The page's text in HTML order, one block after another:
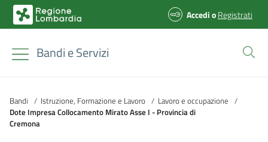
AccedioRegistrati
Bandi e Servizi
Bandi / Istruzione, Formazione e Lavoro / Lavoro e occupazione /
Dote Impresa Collocamento Mirato Asse I - Provincia di
Cremona